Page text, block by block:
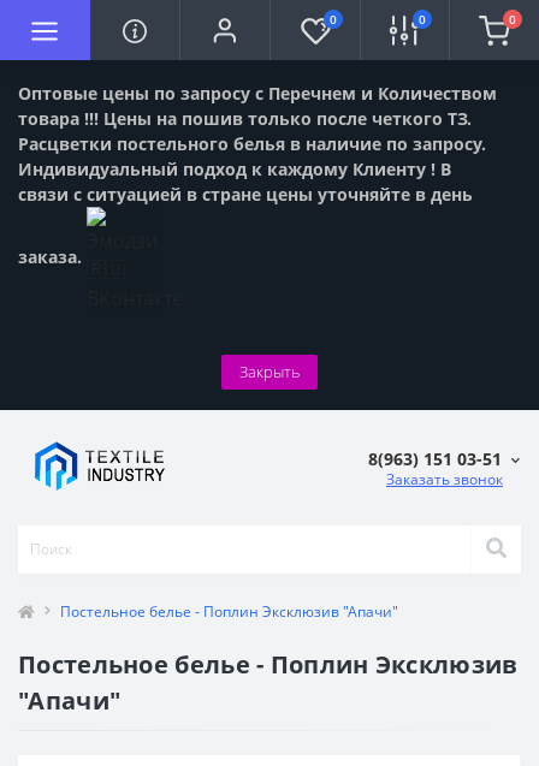
Оптовые цены по запросу с Перечнем и Количеством
товара !!! Цены на пошив только после четкого ТЗ.
Расцветки постельного белья в наличие по запросу.
Индивидуальный подход к каждому Клиенту ! В
связи с ситуацией в стране цены уточняйте в день
заказа.
Закрыть
0 0 0
8(963) 151 03-51
Заказать звонок
Постельное белье - Поплин Эксклюзив "Апачи"
Постельное белье - Поплин Эксклюзив
"Апачи"